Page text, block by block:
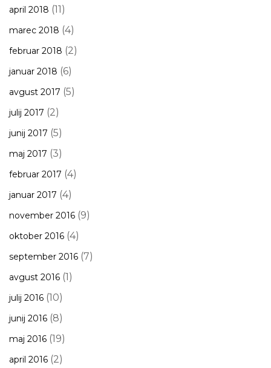
april 2018 (11)
marec 2018 (4)
februar 2018 (2)
januar 2018 (6)
avgust 2017 (5)
julij 2017 (2)
junij 2017 (5)
maj 2017 (3)
februar 2017 (4)
januar 2017 (4)
november 2016 (9)
oktober 2016 (4)
september 2016 (7)
avgust 2016 (1)
julij 2016 (10)
junij 2016 (8)
maj 2016 (19)
april 2016 (2)